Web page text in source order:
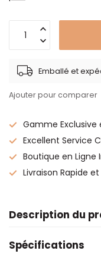
Emballé et
Ajouter pour comparer
Gamme Exclusive
Excellent Service
Boutique en Ligne
Livraison Rapide et
Description du
Spécifications